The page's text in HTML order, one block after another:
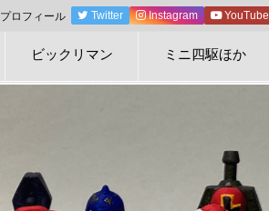
ビックリマン ミニ四駆ほか
プロフィール Twitter Instagram YouTube